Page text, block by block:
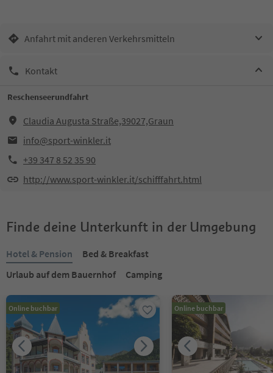
Anfahrt mit anderen Verkehrsmitteln
Kontakt
Reschenseerundfahrt
Claudia Augusta Straße,39027,Graun
info@sport-winkler.it
+39 347 8 52 35 90
http://www.sport-winkler.it/schifffahrt.html
Finde deine Unterkunft in der Umgebung
Hotel & Pension
Bed & Breakfast
Urlaub auf dem Bauernhof
Camping
Online buchbar Online buchbar